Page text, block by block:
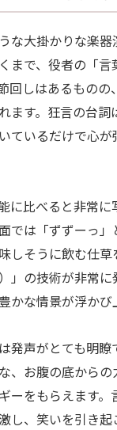
な大掛かりな楽器
まで、役者の「言
回しはあるもの
ます。狂言の台詞
ているだけで心
に比べると非常に
では「ずずーっ
しそうに飲む仕草
」の技術が非常
かな情景が浮かび
発声がとても明瞭
、お腹の底から
ーをもらえます。
し、笑いを引き